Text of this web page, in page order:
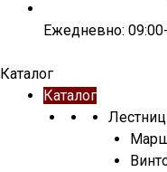
Ежедневно:
Каталог
Каталог